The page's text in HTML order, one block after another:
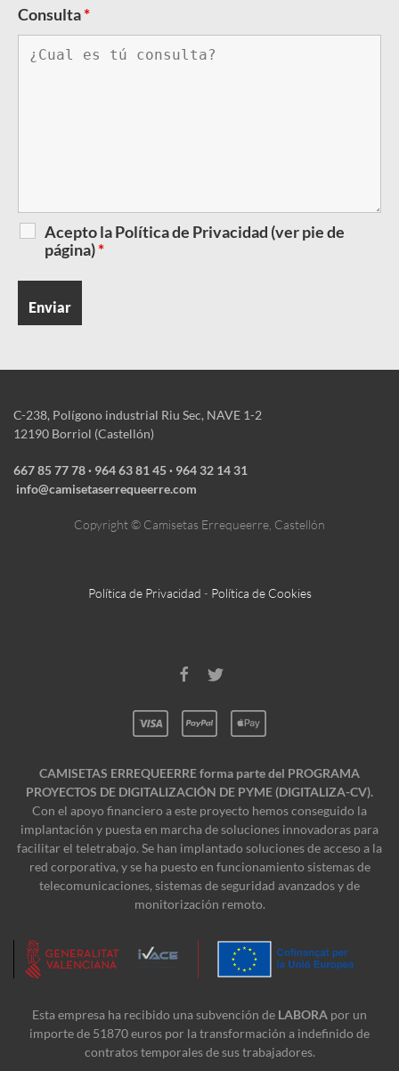
Consulta*
Acepto la Política de Privacidad (ver pie de
página)*
C-238, Polígono industrial Riu Sec, NAVE 1-2
12190 Borriol (Castellón)
667 85 77 78· 964 63 81 45 · ‎964 32 14 31
info@camisetaserrequeerre.com
Copyright © Camisetas Errequeerre, Castellón
Política de Privacidad - Política de Cookies
CAMISETAS ERREQUEERRE forma parte del PROGRAMA
PROYECTOS DE DIGITALIZACIÓN DE PYME (DIGITALIZA-CV).
Con el apoyo financiero a este proyecto hemos conseguido la
implantación y puesta en marcha de soluciones innovadoras para
facilitar el teletrabajo. Se han implantado soluciones de acceso a la
red corporativa, y se ha puesto en funcionamiento sistemas de
telecomunicaciones, sistemas de seguridad avanzados y de
monitorización remoto.
Esta empresa ha recibido una subvención de LABORA por un
importe de 51870 euros por la transformación a indefinido de
contratos temporales de sus trabajadores.